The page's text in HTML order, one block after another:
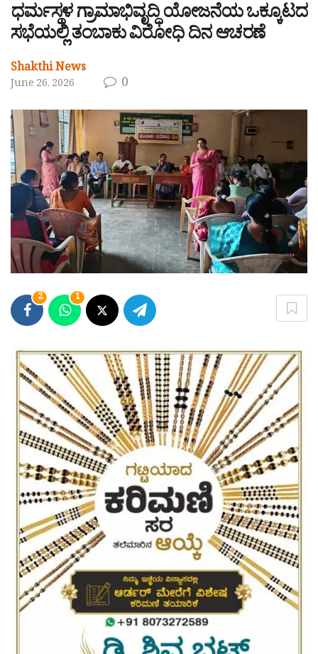
ಧರ್ಮಸ್ಥಳ ಗ್ರಾಮಾಭಿವೃದ್ಧಿ ಯೋಜನೆಯ ಒಕ್ಕೂಟದ
ಸಭೆಯಲ್ಲಿ ತಂಬಾಕು ವಿರೋಧಿ ದಿನ ಆಚರಣೆ
Shakthi News
June 26, 2026 0
2 1